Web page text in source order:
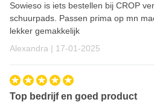
Sowieso is iets bestellen bij CROP
schuurpads. Passen prima op mn
lekker gemakkelijk
Alexandra | 17 januari 2025
17-01-2025
Top bedrijf en goed product